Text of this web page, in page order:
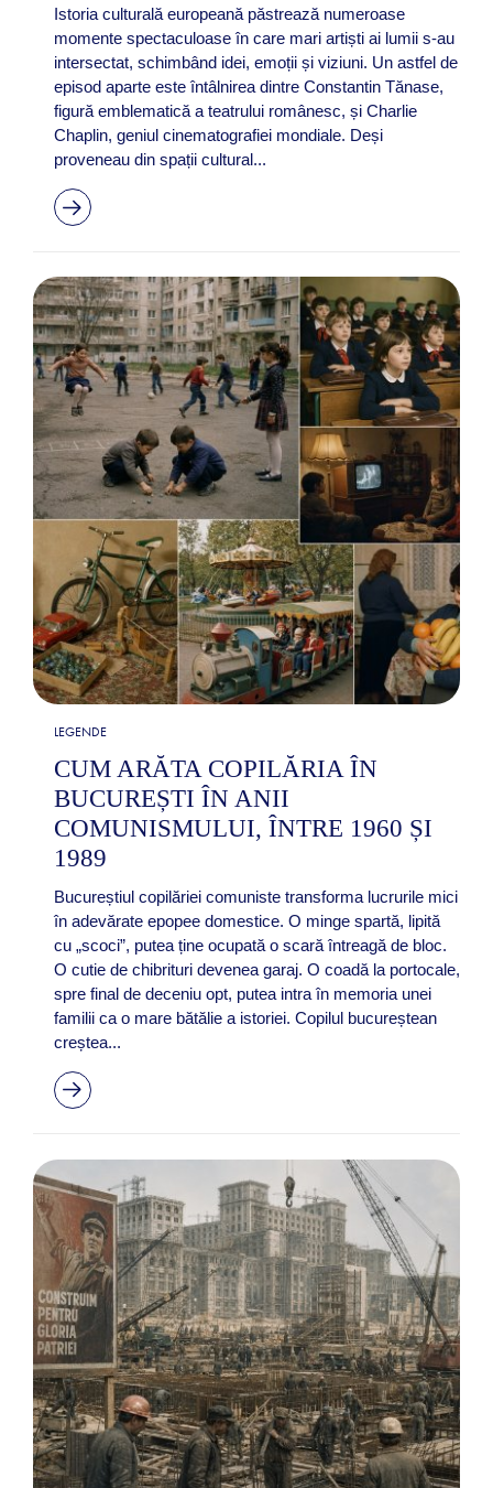
Istoria culturală europeană păstrează numeroase
momente spectaculoase în care mari artiști ai lumii s-au
intersectat, schimbând idei, emoții și viziuni. Un astfel de
episod aparte este întâlnirea dintre Constantin Tănase,
figură emblematică a teatrului românesc, și Charlie
Chaplin, geniul cinematografiei mondiale. Deși
proveneau din spații cultural...
LEGENDE
CUM ARĂTA COPILĂRIA ÎN
BUCUREȘTI ÎN ANII
COMUNISMULUI, ÎNTRE 1960 ȘI
1989
Bucureștiul copilăriei comuniste transforma lucrurile mici
în adevărate epopee domestice. O minge spartă, lipită
cu „scoci”, putea ține ocupată o scară întreagă de bloc.
O cutie de chibrituri devenea garaj. O coadă la portocale,
spre final de deceniu opt, putea intra în memoria unei
familii ca o mare bătălie a istoriei. Copilul bucureștean
creștea...